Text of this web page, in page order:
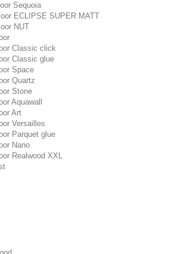
Sequoia
ECLIPSE SUPER MATT
NUT
Classic click
Classic glue
Space
Quartz
Stone
Aquawall
Art
Versailles
Parquet glue
Nano
Realwood XXL